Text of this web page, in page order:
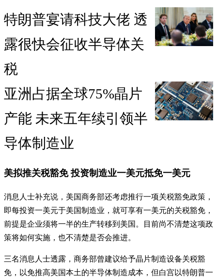
特朗普宴请科技大佬 透
露很快会征收半导体关
税
亚洲占据全球75%晶片
产能 未来五年续引领半
导体制造业
美拟推关税豁免 投资制造业一美元抵免一美元
消息人士补充说，美国商务部还考虑推行一项关税豁免政策，
即每投资一美元于美国制造业，就可享有一美元的关税豁免，
前提是企业须将一半的生产转移到美国。目前尚不清楚这项政
策将如何实施，也不清楚是否会推进。
三名消息人士透露，商务部曾建议给予晶片制造设备关税豁
免，以免推高美国本土的半导体制造成本，但白宫以特朗普一